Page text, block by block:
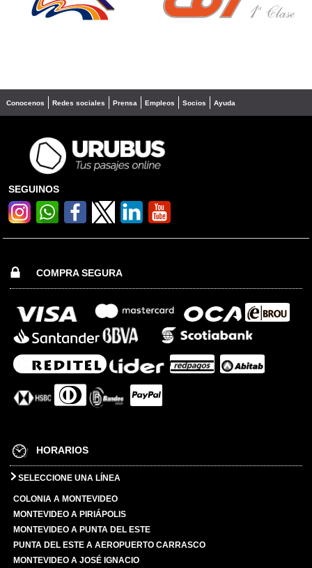
Conocenos Redes sociales Prensa Empleos Socios Ayuda
SEGUINOS
COMPRA SEGURA
HORARIOS
SELECCIONE UNA LÍNEA
COLONIA A MONTEVIDEO
MONTEVIDEO A PIRIÁPOLIS
MONTEVIDEO A PUNTA DEL ESTE
PUNTA DEL ESTE A AEROPUERTO CARRASCO
MONTEVIDEO A JOSÉ IGNACIO